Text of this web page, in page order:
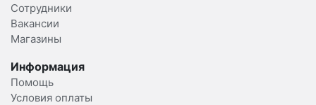
Сотрудники
Вакансии
Магазины
Информация
Помощь
Условия оплаты